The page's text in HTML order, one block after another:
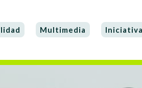
Multimedia